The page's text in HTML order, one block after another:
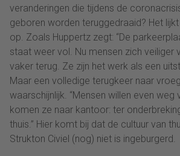
veranderingen die tijdens de
geboren worden teruggedraaid? Het
op. Zoals Huppertz zegt: “De
staat weer vol. Nu mensen zich veiliger
vaker terug. Ze zijn het werk als een
Maar een volledige terugkeer naar
waarschijnlijk. “Mensen willen even weg
komen ze naar kantoor: ter
thuis.” Hier komt bij dat de cultuur van
Strukton Civiel (nog) niet is ingeburgerd.